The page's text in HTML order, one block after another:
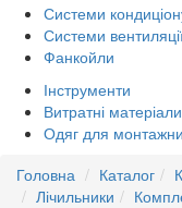
Системи
Системи
Фанкойли
Інструменти
Витратні матеріали
Одяг для
Головна
Каталог
Лічильники